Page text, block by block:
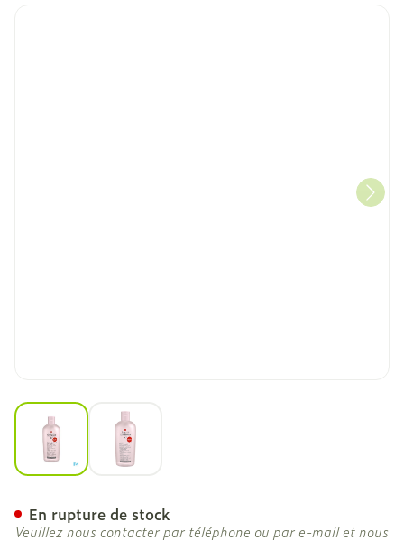
View larger imageView larger image
En rupture de stock
Veuillez nous contacter par téléphone ou par e-mail et nous